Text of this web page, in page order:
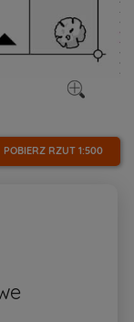
POBIERZ RZUT 1:500